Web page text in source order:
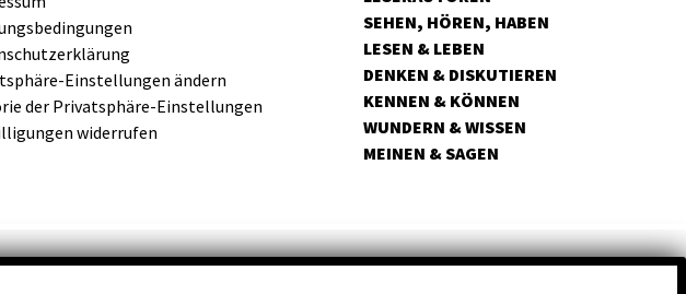
Einstellungen ändern
der Privatsphäre-Einstellungen
widerrufen
SEHEN, HÖREN, HABEN
LESEN & LEBEN
DENKEN & DISKUTIEREN
KENNEN & KÖNNEN
WUNDERN & WISSEN
MEINEN & SAGEN